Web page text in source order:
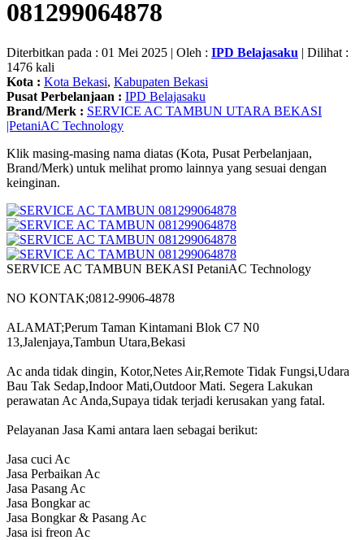
081299064878
Diterbitkan pada : 01 Mei 2025 | Oleh : IPD Belajasaku | Dilihat :
1476 kali
Kota : Kota Bekasi, Kabupaten Bekasi
Pusat Perbelanjaan : IPD Belajasaku
Brand/Merk : SERVICE AC TAMBUN UTARA BEKASI
|PetaniAC Technology
Klik masing-masing nama diatas (Kota, Pusat Perbelanjaan,
Brand/Merk) untuk melihat promo lainnya yang sesuai dengan
keinginan.
SERVICE AC TAMBUN BEKASI PetaniAC Technology
NO KONTAK;0812-9906-4878
ALAMAT;Perum Taman Kintamani Blok C7 N0
13,Jalenjaya,Tambun Utara,Bekasi
Ac anda tidak dingin, Kotor,Netes Air,Remote Tidak Fungsi,Udara
Bau Tak Sedap,Indoor Mati,Outdoor Mati. Segera Lakukan
perawatan Ac Anda,Supaya tidak terjadi kerusakan yang fatal.
Pelayanan Jasa Kami antara laen sebagai berikut:
Jasa cuci Ac
Jasa Perbaikan Ac
Jasa Pasang Ac
Jasa Bongkar ac
Jasa Bongkar & Pasang Ac
Jasa isi freon Ac